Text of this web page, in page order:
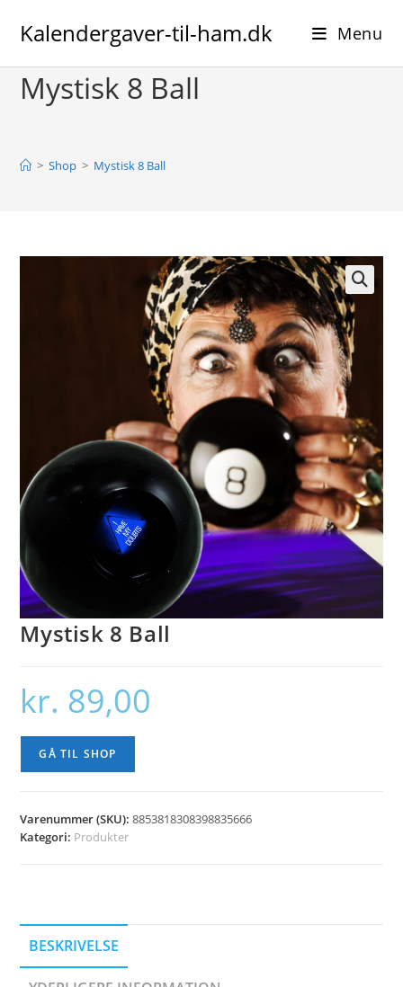
Kalendergaver-til-ham.dk Menu
Mystisk 8 Ball
> Shop > Mystisk 8 Ball
🔍
Mystisk 8 Ball
kr. 89,00
GÅ TIL SHOP
Varenummer (SKU):8853818308398835666
Kategori: Produkter
BESKRIVELSE